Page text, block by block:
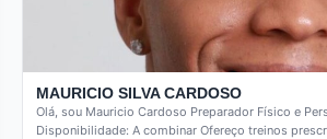
MAURICIO SILVA CARDOSO
Olá, sou Mauricio Cardoso Preparador Físico e
Disponibilidade: A combinar Ofereço treinos